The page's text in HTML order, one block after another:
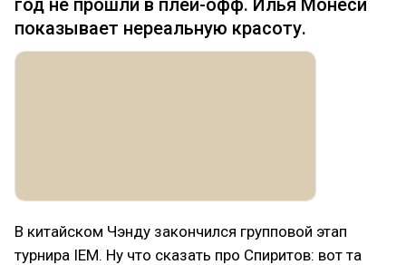
показывает нереальную красоту.
В китайском Чэнду закончился групповой этап
турнира IEM. Ну что сказать про Спиритов: вот та